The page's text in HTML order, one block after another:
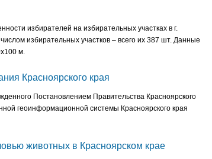
избирателей на избирательных участках в г.
избирательных участков – всего их 387 шт. Данные
м.
Красноярского края
Постановлением Правительства Красноярского
геоинформационной системы Красноярского края
животных в Красноярском крае